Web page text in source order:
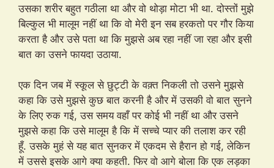
उसका शरीर बहुत गठीला था और वो थोड़ा मोटा भी था. दोस्तों मुझे
बिल्कुल भी मालूम नहीं था कि वो मेरी इन सब हरकतो पर गौर किया
करता है और उसे पता था कि मुझसे अब रहा नहीं जा रहा और इसी
बात का उसने फायदा उठाया.
एक दिन जब में स्कूल से छुट्टी के वक़्त निकली तो उसने मुझसे
कहा कि उसे मुझसे कुछ बात करनी है और में उसकी वो बात सुनने
के लिए रुक गई, उस समय वहाँ पर कोई भी नहीं था और उसने
मुझसे कहा कि उसे मालूम है कि में सच्चे प्यार की तलाश कर रही
हूँ. उसके मुहं से यह बात सुनकर में एकदम से हैरान हो गई, लेकिन
में उससे इसके आगे क्या कहती. फिर वो आगे बोला कि एक लड़का